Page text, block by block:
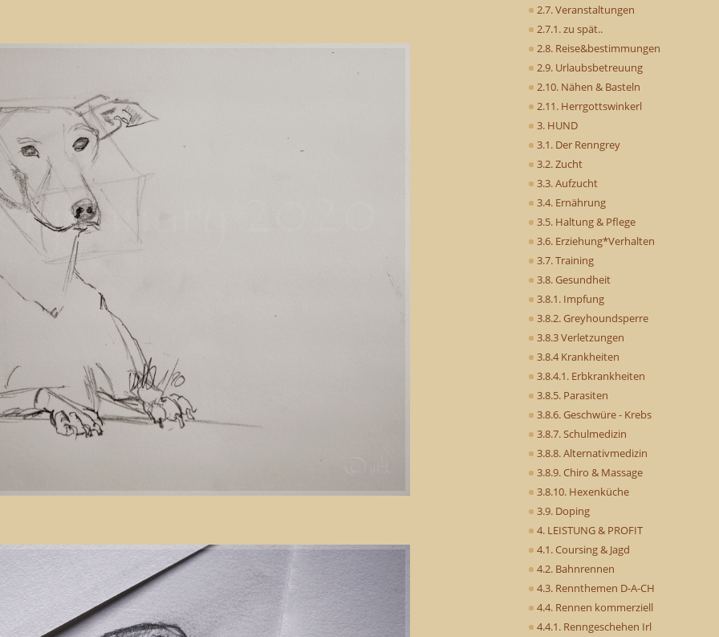
2.7. Veranstaltungen
2.7.1. zu spät..
2.8. Reise&bestimmungen
2.9. Urlaubsbetreuung
2.10. Nähen & Basteln
2.11. Herrgottswinkerl
3. HUND
3.1. Der Renngrey
3.2. Zucht
3.3. Aufzucht
3.4. Ernährung
3.5. Haltung & Pflege
3.6. Erziehung*Verhalten
3.7. Training
3.8. Gesundheit
3.8.1. Impfung
3.8.2. Greyhoundsperre
3.8.3 Verletzungen
3.8.4 Krankheiten
3.8.4.1. Erbkrankheiten
3.8.5. Parasiten
3.8.6. Geschwüre - Krebs
3.8.7. Schulmedizin
3.8.8. Alternativmedizin
3.8.9. Chiro & Massage
3.8.10. Hexenküche
3.9. Doping
4. LEISTUNG & PROFIT
4.1. Coursing & Jagd
4.2. Bahnrennen
4.3. Rennthemen D-A-CH
4.4. Rennen kommerziell
4.4.1. Renngeschehen Irl